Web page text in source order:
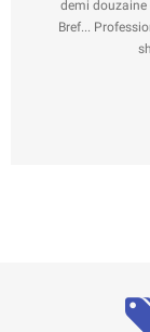
demi douzaine
Bref...